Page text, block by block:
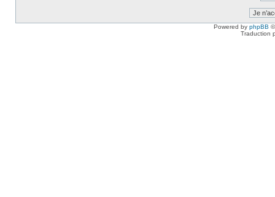
Powered by phpBB
Traduction